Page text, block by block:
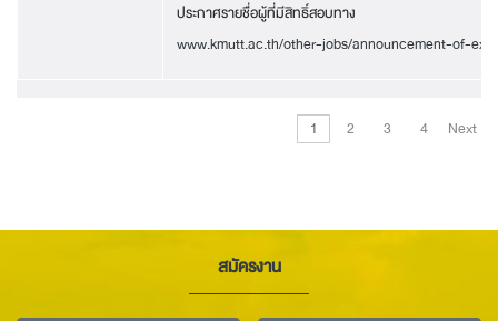
ประกาศรายชื่อผู้ที่มีสิทธิ์สอบทาง
www.kmutt.ac.th/other-jobs/announcement-of-
1 2 3 4 Next
สมัครงาน